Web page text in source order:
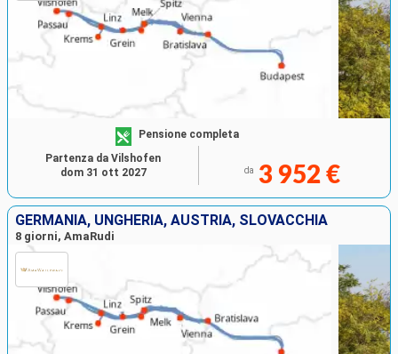
Pensione completa
da 3 952 €
Partenza da Vilshofen
dom 31 ott 2027
GERMANIA, UNGHERIA, AUSTRIA, SLOVACCHIA
8 giorni, AmaRudi